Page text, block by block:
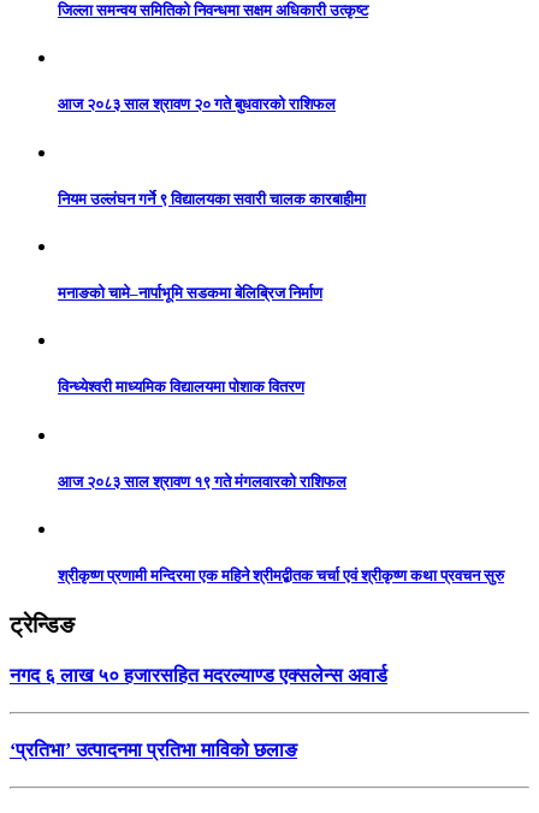
जिल्ला समन्वय समितिको निवन्धमा सक्षम अधिकारी उत्कृष्ट
आज २०८३ साल श्रावण २० गते बुधवारको राशिफल
नियम उल्लंघन गर्ने ९ विद्यालयका सवारी चालक कारबाहीमा
मनाङको चामे–नार्पाभूमि सडकमा बेलिब्रिज निर्माण
विन्ध्येश्वरी माध्यमिक विद्यालयमा पोशाक वितरण
आज २०८३ साल श्रावण १९ गते मंगलवारको राशिफल
श्रीकृष्ण प्रणामी मन्दिरमा एक महिने श्रीमद्बीतक चर्चा एवं श्रीकृष्ण कथा प्रवचन सुरु
ट्रेन्डिङ
नगद ६ लाख ५० हजारसहित मदरल्याण्ड एक्सलेन्स अवार्ड
‘प्रतिभा’ उत्पादनमा प्रतिभा माविको छलाङ